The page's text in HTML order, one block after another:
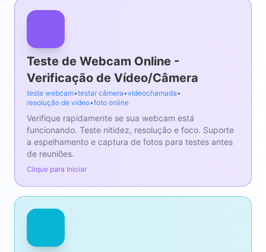
Teste de Webcam Online -
Verificação de Vídeo/Câmera
teste webcam•testar câmera•videochamada•
resolução de vídeo•foto online
Verifique rapidamente se sua webcam está
funcionando. Teste nitidez, resolução e foco. Suporte
a espelhamento e captura de fotos para testes antes
de reuniões.
Clique para Iniciar